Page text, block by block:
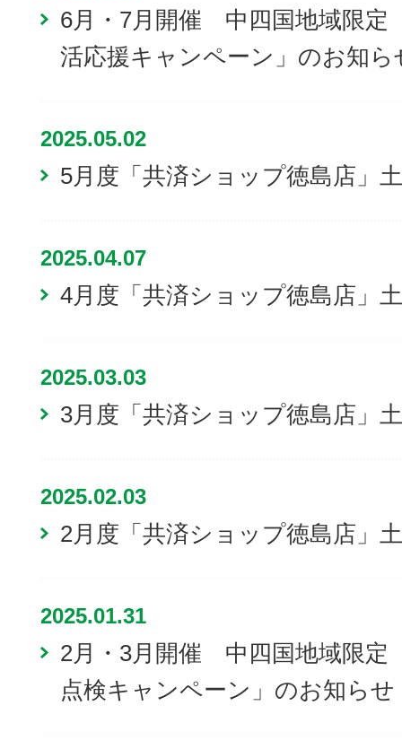
6月・7月開催 中四国地域限定
活応援キャンペーン」のお知ら
2025.05.02
5月度「共済ショップ徳島店」
2025.04.07
4月度「共済ショップ徳島店」
2025.03.03
3月度「共済ショップ徳島店」
2025.02.03
2月度「共済ショップ徳島店」
2025.01.31
2月・3月開催 中四国地域限定
点検キャンペーン」のお知らせ